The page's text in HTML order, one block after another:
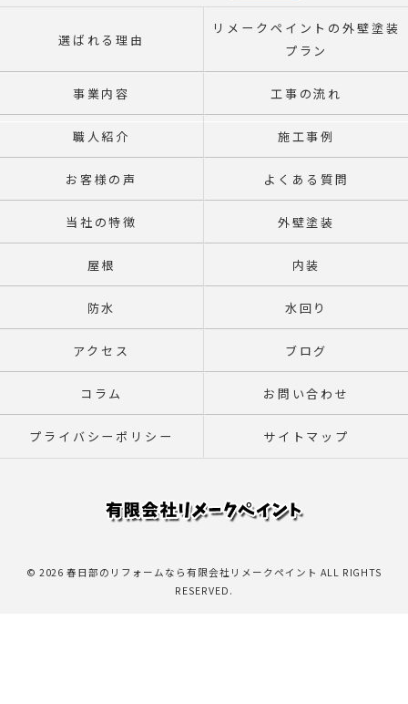
選ばれる理由
リメークペイントの外壁塗装
プラン
事業内容 工事の流れ
職人紹介 施工事例
お客様の声 よくある質問
当社の特徴 外壁塗装
屋根 内装
防水 水回り
アクセス ブログ
コラム お問い合わせ
プライバシーポリシー サイトマップ
© 2026 春日部のリフォームなら有限会社リメークペイント ALL RIGHTS
RESERVED.